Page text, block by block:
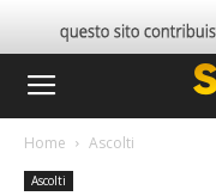
Home Ascolti
Ascolti